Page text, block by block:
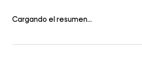
Cargando el resumen…